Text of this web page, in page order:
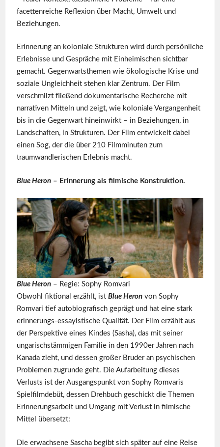
facettenreiche Reflexion über Macht, Umwelt und
Beziehungen.
Erinnerung an koloniale Strukturen wird durch persönliche
Erlebnisse und Gespräche mit Einheimischen sichtbar
gemacht. Gegenwartsthemen wie ökologische Krise und
soziale Ungleichheit stehen klar Zentrum. Der Film
verschmilzt fließend dokumentarische Recherche mit
narrativen Mitteln und zeigt, wie koloniale Vergangenheit
bis in die Gegenwart hineinwirkt – in Beziehungen, in
Landschaften, in Strukturen. Der Film entwickelt dabei
einen Sog, der die über 210 Filmminuten zum
traumwandlerischen Erlebnis macht.
Blue Heron– Erinnerung als filmische Konstruktion.
Blue Heron– Regie: Sophy Romvari
Obwohl fiktional erzählt, ist Blue Heronvon Sophy
Romvari tief autobiografisch geprägt und hat eine stark
erinnerungs-essayistische Qualität. Der Film erzählt aus
der Perspektive eines Kindes (Sasha), das mit seiner
ungarischstämmigen Familie in den 1990er Jahren nach
Kanada zieht, und dessen großer Bruder an psychischen
Problemen zugrunde geht. Die Aufarbeitung dieses
Verlusts ist der Ausgangspunkt von Sophy Romvaris
Spielfilmdebüt, dessen Drehbuch geschickt die Themen
Erinnerungsarbeit und Umgang mit Verlust in filmische
Mittel übersetzt:
Die erwachsene Sascha begibt sich später auf eine Reise